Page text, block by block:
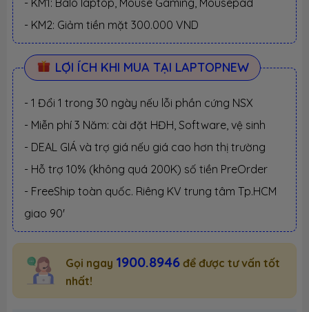
- KM1: Balo laptop, Mouse Gaming, Mousepad
- KM2: Giảm tiền mặt 300.000 VND
LỢI ÍCH KHI MUA TẠI LAPTOPNEW
- 1 Đổi 1 trong 30 ngày nếu lỗi phần cứng NSX
- Miễn phí 3 Năm: cài đặt HĐH, Software, vệ sinh
- DEAL GIÁ và trợ giá nếu giá cao hơn thị trường
- Hỗ trợ 10% (không quá 200K) số tiền PreOrder
- FreeShip toàn quốc. Riêng KV trung tâm Tp.HCM
giao 90'
Gọi ngay 1900.8946 để được tư vấn tốt
nhất!